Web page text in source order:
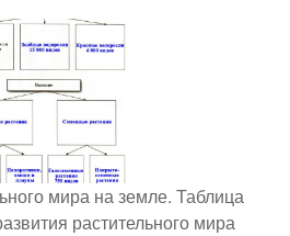
мира на земле. Таблица
растительного мира